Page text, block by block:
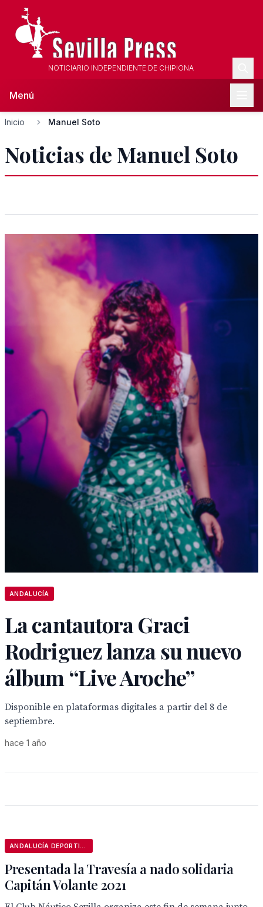
NOTICIARIO INDEPENDIENTE DE CHIPIONA
Menú
Inicio Manuel Soto
Noticias de Manuel Soto
ANDALUCÍA
La cantautora Graci
Rodriguez lanza su nuevo
álbum “Live Aroche”
Disponible en plataformas digitales a partir del 8 de
septiembre.
hace 1 año
Presentada la Travesía a nado solidaria
Capitán Volante 2021